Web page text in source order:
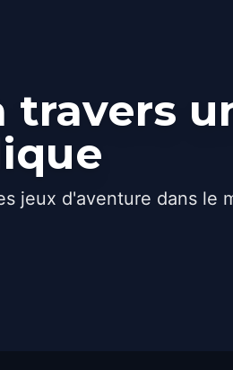
travers
jeux d'aventure dans le